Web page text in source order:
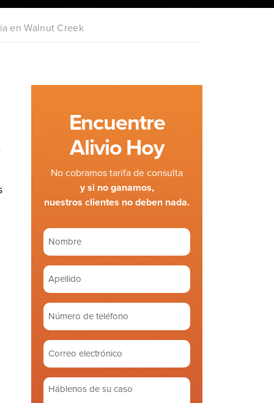
en Walnut Creek
Encuentre
Alivio Hoy
No cobramos tarifa de consulta
y si no ganamos,
nuestros clientes no deben nada.
Nombre
(Required)
Apellido
(Required)
Número
de
teléfono
Correo
electrónico
(Required)
Háblenos